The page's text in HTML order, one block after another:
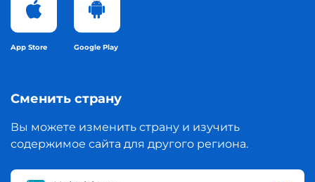
App Store Google Play
Сменить страну
Вы можете изменить страну и изучить
содержимое сайта для другого региона.